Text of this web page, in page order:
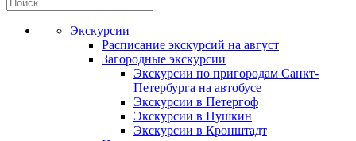
Экскурсии
Расписание экскурсий на август
Загородные экскурсии
Экскурсии по пригородам Санкт-
Петербурга на автобусе
Экскурсии в Петергоф
Экскурсии в Пушкин
Экскурсии в Кронштадт